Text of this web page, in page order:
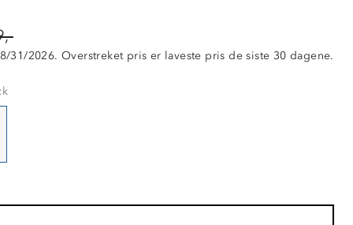
31/2026. Overstreket pris er laveste pris de siste 30 dagene.